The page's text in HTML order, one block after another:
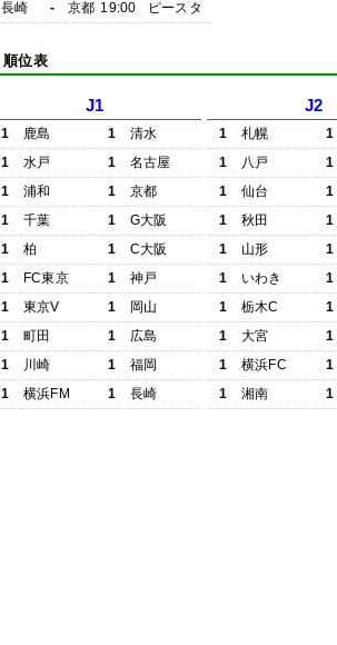
長崎
- 京都 19:00 ピースタ
順位表
J1
1 鹿島 1
清水
1
水戸 1
名古屋
1
浦和 1
京都
1
千葉 1
G大阪
1
柏 1
C大阪
1
FC東京 1
神戸
1
東京V 1
岡山
1
町田 1
広島
1
川崎 1
福岡
1
横浜FM 1 長崎
J2
1 札幌
1
1
八戸
1
1
仙台
1
1
秋田
1
1
山形
1
1
いわき
1
1
栃木C
1
1
大宮
1
1
横浜FC
1
1
湘南 1